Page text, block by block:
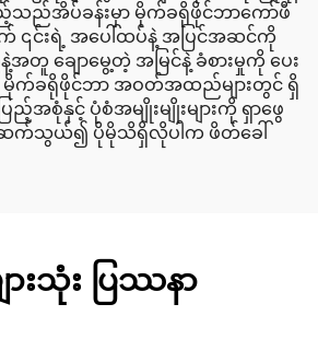
သည်အိပ်ခန်းမှာ မိုက်ခရိုဖိုင်ဘာကော်ဖီ
င်းရဲ့ အပေါ်ထပ်နဲ့ အပြင်အဆင်ကို
တူ ချောမွေ့တဲ့ အမြင်နဲ့ ခံစားမှုကို ပေး
က်ခရိုဖိုင်ဘာ အဝတ်အထည်များတွင် ရှိ
ည့်အစုံနှင့် ပုံစံအမျိုးမျိုးများကို ရှာဖွေ
က်သွယ်၍ ပိုမိုသိရှိလိုပါက ဖိတ်ခေါ်
ားသုံး ပြဿနာ